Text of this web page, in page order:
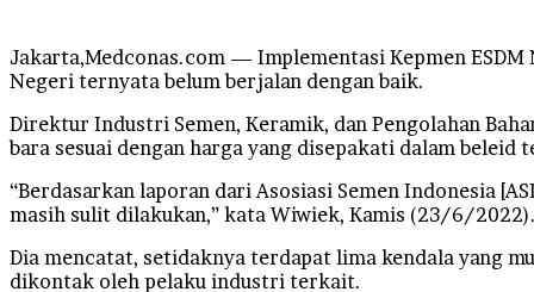
Jakarta,Medconas.com — Implementasi Kepmen
Negeri ternyata belum berjalan dengan baik.
Direktur Industri Semen, Keramik, dan Pengolahan
bara sesuai dengan harga yang disepakati dalam beleid
“Berdasarkan laporan dari Asosiasi Semen Indonesia
masih sulit dilakukan,” kata Wiwiek, Kamis (23/6/2022).
Dia mencatat, setidaknya terdapat lima kendala yang
dikontak oleh pelaku industri terkait.